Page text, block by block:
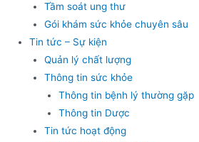
Tầm soát ung thư
Gói khám sức khỏe chuyên sâu
Tin tức – Sự kiện
Quản lý chất lượng
Thông tin sức khỏe
Thông tin bệnh lý thường gặp
Thông tin Dược
Tin tức hoạt động